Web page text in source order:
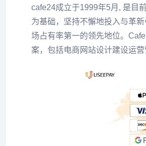
cafe24成立于1999年5月, 是目
为基础，坚持不懈地投入与革
场占有率第一的领先地位。
案，包括电商网站设计建设运